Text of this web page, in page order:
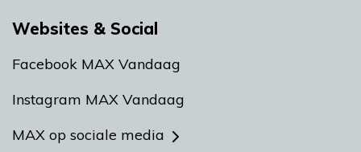
Websites & Social
Facebook MAX Vandaag
Instagram MAX Vandaag
MAX op sociale media